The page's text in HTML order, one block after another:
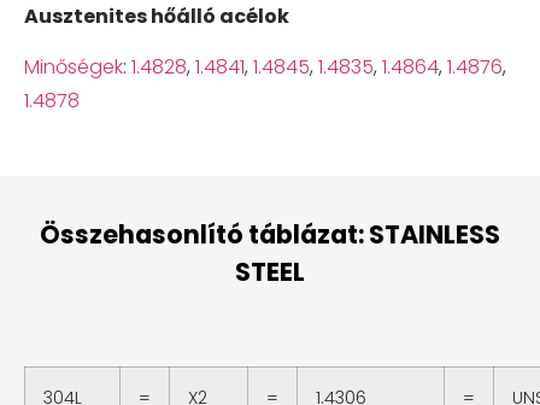
Ausztenites hőálló acélok
Minőségek: 1.4828, 1.4841, 1.4845, 1.4835, 1.4864, 1.4876,
1.4878
Összehasonlító táblázat: STAINLESS
STEEL
304L = X2 = 1.4306 =